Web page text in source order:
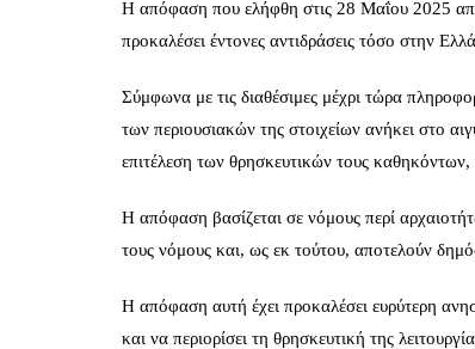
Η απόφαση που ελήφθη στις 28 Μαΐου 2025 από
προκαλέσει έντονες αντιδράσεις τόσο στην
Σύμφωνα με τις διαθέσιμες μέχρι τώρα
των περιουσιακών της στοιχείων ανήκει στο
επιτέλεση των θρησκευτικών τους
Η απόφαση βασίζεται σε νόμους περί
τους νόμους και, ως εκ τούτου, αποτελούν
Η απόφαση αυτή έχει προκαλέσει ευρύτερη
και να περιορίσει τη θρησκευτική της